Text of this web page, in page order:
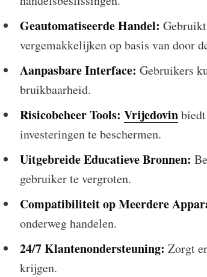
Geautomatiseerde Handel:
vergemakkelijken op basis van door
Aanpasbare Interface: Gebruikers
bruikbaarheid.
Risicobeheer Tools: Vrijedovin
investeringen te beschermen.
Uitgebreide Educatieve Bronnen:
gebruiker te vergroten.
Compatibiliteit op Meerdere
onderweg handelen.
24/7 Klantenondersteuning: Zorgt
krijgen.